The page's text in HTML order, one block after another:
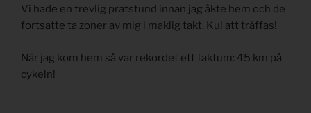
Vi hade en trevlig pratstund innan jag åkte hem och de
fortsatte ta zoner av mig i maklig takt. Kul att träffas!
När jag kom hem så var rekordet ett faktum: 45 km på
cykeln!